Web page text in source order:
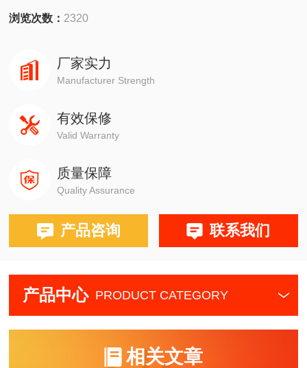
由于是通过阀槽的工作直接使开关运作的机构，所以能够获
浏览次数： 2320
厂家实力
Manufacturer Strength
有效保修
Valid Warranty
质量保障
Quality Assurance
产品咨询 联系我们
产品中心 PRODUCT CATEGORY
相关文章